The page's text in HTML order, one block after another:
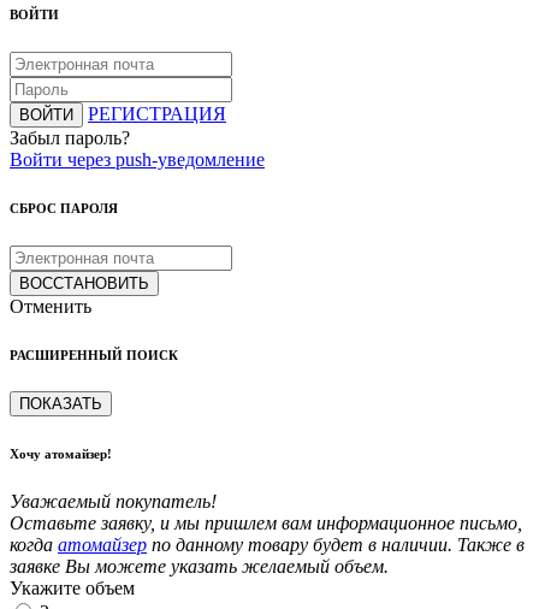
ВОЙТИ
ВОЙТИ
РЕГИСТРАЦИЯ
Забыл пароль?
Войти через push-уведомление
СБРОС ПАРОЛЯ
ВОССТАНОВИТЬ
Отменить
РАСШИРЕННЫЙ ПОИСК
ПОКАЗАТЬ
Хочу атомайзер!
Уважаемый покупатель!
Оставьте заявку, и мы пришлем вам информационное письмо,
когда атомайзер по данному товару будет в наличии. Также в
заявке Вы можете указать желаемый объем.
Укажите объем